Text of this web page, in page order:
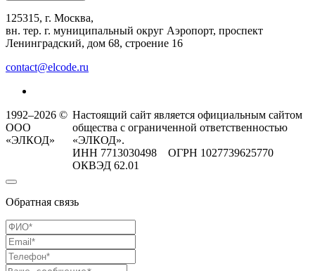
125315, г. Москва,
вн. тер. г. муниципальный округ Аэропорт, проспект
Ленинградский, дом 68, строение 16
contact@elcode.ru
1992–2026 ©
ООО
«ЭЛКОД»
Настоящий сайт является официальным сайтом
общества с ограниченной ответственностью
«ЭЛКОД».
ИНН 7713030498 ОГРН 1027739625770
ОКВЭД 62.01
Обратная связь